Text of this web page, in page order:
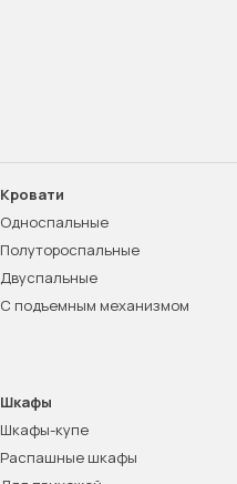
Кровати
Односпальные
Полутороспальные
Двуспальные
С подъемным механизмом
Шкафы
Шкафы-купе
Распашные шкафы